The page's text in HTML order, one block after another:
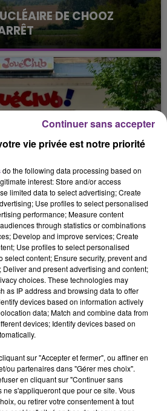
DE CHOOZ
que la centrale
est à l'arrêt. Une situation
intense qui est toujours
DE REIMS FERME
du centre-ville
JouéClub est contraint de
14h23
14h23
TAYLOR SWIFT
Elizabeth Taylor
vie privée est notre priorité
do the following data processing based on
interest: Store and/or access
limited data to select advertising; Create
Use profiles to select personalised
performance; Measure content
through statistics or combinations
Develop and improve services; Create
Use profiles to select personalised
select content; Ensure security, prevent and
Deliver and present advertising and content;
choices. These technologies may
as IP address and browsing data to offer
devices based on information actively
data; Match and combine data from
devices; Identify devices based on
sur "Accepter et fermer", ou affiner en
ou partenaires dans "Gérer mes choix".
en cliquant sur "Continuer sans
ne s'appliqueront que pour ce site. Vous
ou retirer votre consentement à tout
Continuer sans accepter